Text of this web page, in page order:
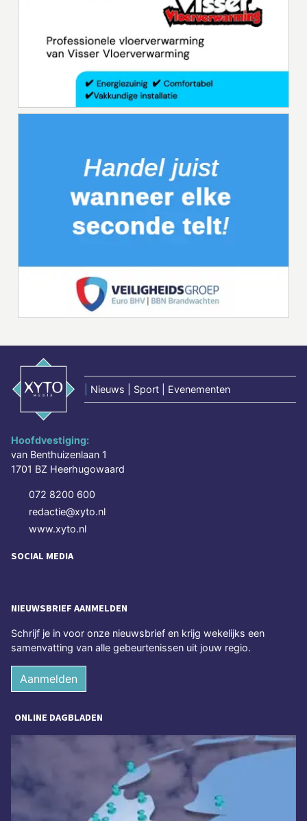
Nieuws | Sport | Evenementen
Hoofdvestiging:
van Benthuizenlaan 1
1701 BZ Heerhugowaard
072 8200 600
redactie@xyto.nl
www.xyto.nl
SOCIAL MEDIA
NIEUWSBRIEF AANMELDEN
Schrijf je in voor onze nieuwsbrief en krijg wekelijks een
samenvatting van alle gebeurtenissen uit jouw regio.
Aanmelden
ONLINE DAGBLADEN